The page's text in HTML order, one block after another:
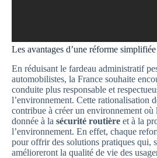
Les avantages d’une réforme simplifiée
En réduisant le fardeau administratif
automobilistes, la France souhaite
conduite plus responsable et
l’environnement. Cette rationalisation
contribue à créer un environnement où
donnée à la sécurité routière et à la
l’environnement. En effet, chaque
pour offrir des solutions pratiques qui,
amélioreront la qualité de vie des